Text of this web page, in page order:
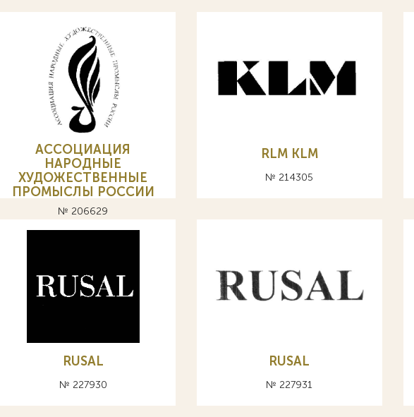
АССОЦИАЦИЯ
НАРОДНЫЕ
ХУДОЖЕСТВЕННЫЕ
ПРОМЫСЛЫ РОССИИ
№ 206629
RLM KLM
№ 214305
RUSAL
№ 227930
RUSAL
№ 227931